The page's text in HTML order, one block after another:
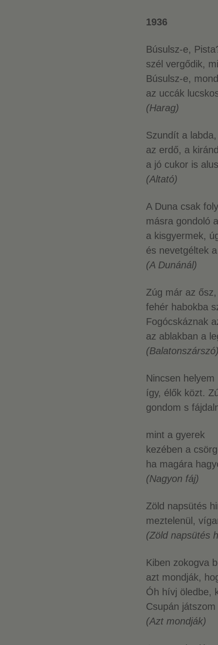
1936
Búsulsz-e,
szél vergődik,
Búsulsz-e,
az uccák
(Harag)
Szundít a
az erdő, a
a jó cukor is
(Altató)
A Duna csak
másra gondoló
a kisgyermek,
és nevetgéltek
(A Dunánál)
Zúg már az
fehér habokba
Fogócskáznak
az ablakban a
Nincsen helyem
így, élők közt.
gondom s
mint a gyerek
kezében a
ha magára
(Nagyon fáj)
Zöld napsütés
meztelenül,
(Zöld napsütés
Kiben zokogva
azt mondják,
Óh hívj öledbe,
Csupán
(Azt mondják)